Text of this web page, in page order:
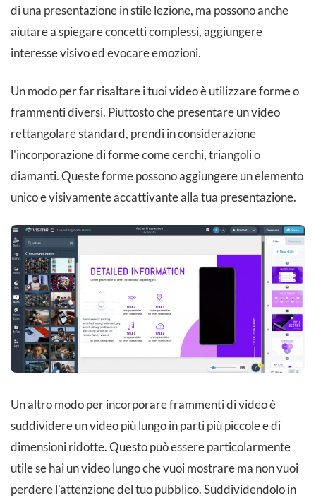
di una presentazione in stile lezione, ma possono anche
aiutare a spiegare concetti complessi, aggiungere
interesse visivo ed evocare emozioni.
Un modo per far risaltare i tuoi video è utilizzare forme o
frammenti diversi. Piuttosto che presentare un video
rettangolare standard, prendi in considerazione
l'incorporazione di forme come cerchi, triangoli o
diamanti. Queste forme possono aggiungere un elemento
unico e visivamente accattivante alla tua presentazione.
Un altro modo per incorporare frammenti di video è
suddividere un video più lungo in parti più piccole e di
dimensioni ridotte. Questo può essere particolarmente
utile se hai un video lungo che vuoi mostrare ma non vuoi
perdere l'attenzione del tuo pubblico. Suddividendolo in